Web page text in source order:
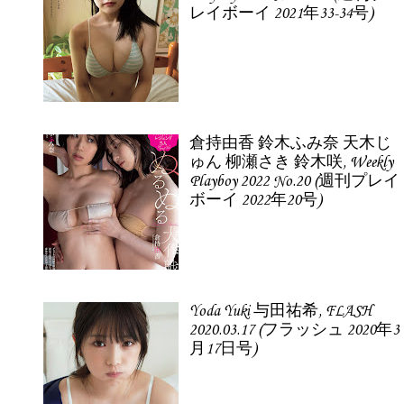
レイボーイ 2021年33-34号)
倉持由香 鈴木ふみ奈 天木じ
ゅん 柳瀬さき 鈴木咲, Weekly
Playboy 2022 No.20 (週刊プレイ
ボーイ 2022年20号)
Yoda Yuki 与田祐希, FLASH
2020.03.17 (フラッシュ 2020年3
月17日号)